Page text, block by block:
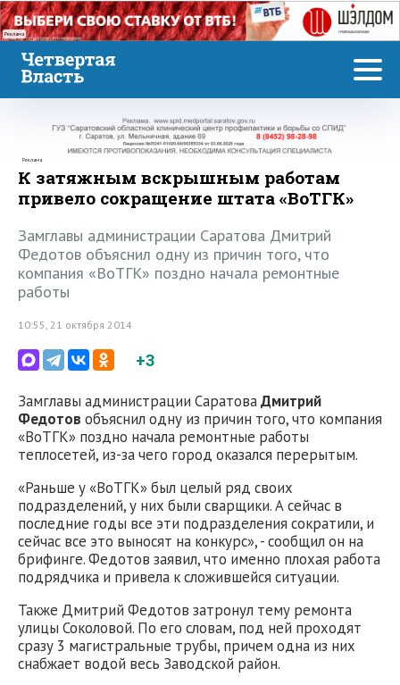
Реклама
Реклама
К затяжным вскрышным работам
привело сокращение штата «ВоТГК»
Замглавы администрации Саратова Дмитрий
Федотов объяснил одну из причин того, что
компания «ВоТГК» поздно начала ремонтные
работы
10:55, 21 октября 2014
+3
Замглавы администрации СаратоваДмитрий
Федотов объяснил одну из причин того, что компания
«ВоТГК» поздно начала ремонтные работы
теплосетей, из-за чего город оказался перерытым.
«Раньше у «ВоТГК» был целый ряд своих
подразделений, у них были сварщики. А сейчас в
последние годы все эти подразделения сократили, и
сейчас все это выносят на конкурс», - сообщил он на
брифинге. Федотов заявил, что именно плохая работа
подрядчика и привела к сложившейся ситуации.
Также Дмитрий Федотов затронул тему ремонта
улицы Соколовой. По его словам, под ней проходят
сразу 3 магистральные трубы, причем одна из них
снабжает водой весь Заводской район.